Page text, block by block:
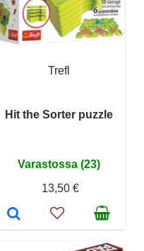
Trefl
Hit the Sorter puzzle
Varastossa (23)
13,50 €